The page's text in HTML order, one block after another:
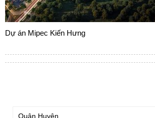
Dự án Mipec Kiến Hưng